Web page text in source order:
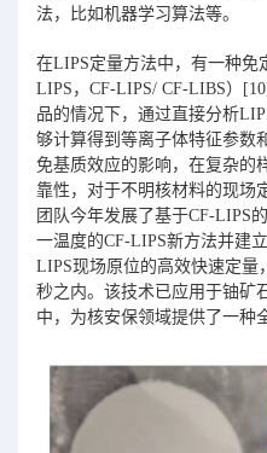
法，比如机器学习算法等。
在LIPS定量方法中，有一种免
LIPS，CF-LIPS/ CF-LIBS）
品的情况下，通过直接分析
够计算得到等离子体特征参数
免基质效应的影响，在复杂的
靠性，对于不明核材料的现场
团队今年发展了基于CF-LIPS
一温度的CF-LIPS新方法并建
LIPS现场原位的高效快速定量
秒之内。该技术已应用于铀矿
中，为核安保领域提供了一种